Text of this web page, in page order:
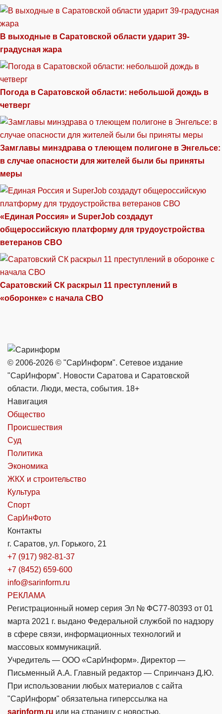
В выходные в Саратовской области ударит 39-
градусная жара
Погода в Саратовской области: небольшой дождь в
четверг
Замглавы минздрава о тлеющем полигоне в Энгельсе:
в случае опасности для жителей были бы приняты
меры
«Единая Россия» и SuperJob создадут
общероссийскую платформу для трудоустройства
ветеранов СВО
Саратовский СК раскрыл 11 преступлений в
«оборонке» с начала СВО
© 2006-2026 © "СарИнформ". Сетевое издание
"СарИнформ". Новости Саратова и Саратовской
области. Люди, места, события. 18+
Навигация
Общество
Происшествия
Суд
Политика
Экономика
ЖКХ и строительство
Культура
Спорт
СарИнФото
Контакты
г. Саратов, ул. Горького, 21
+7 (917) 982-81-37
+7 (8452) 659-600
info@sarinform.ru
РЕКЛАМА
Регистрационный номер серия Эл № ФС77-80393 от 01
марта 2021 г. выдано Федеральной службой по надзору
в сфере связи, информационных технологий и
массовых коммуникаций.
Учредитель — ООО «СарИнформ». Директор —
Письменный А.А. Главный редактор — Спринчанэ Д.Ю.
При использовании любых материалов с сайта
"СарИнформ" обязательна гиперссылка на
sarinform.ru или на страницу с новостью.